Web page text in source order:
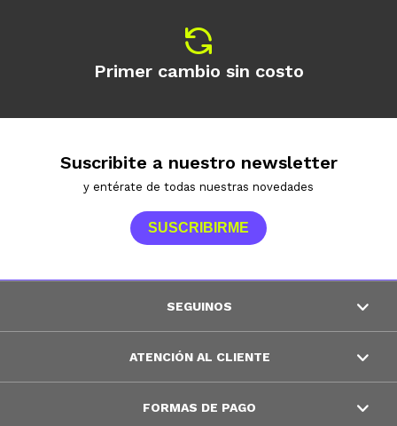
Primer cambio sin costo
Suscribite a nuestro newsletter
y entérate de todas nuestras novedades
SUSCRIBIRME
SEGUINOS
ATENCIÓN AL CLIENTE
FORMAS DE PAGO